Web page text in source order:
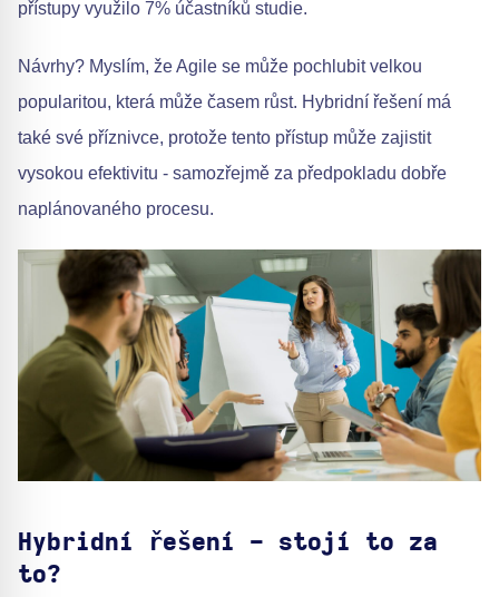
přístupy využilo 7% účastníků studie.
Návrhy? Myslím, že Agile se může pochlubit velkou
popularitou, která může časem růst. Hybridní řešení má
také své příznivce, protože tento přístup může zajistit
vysokou efektivitu - samozřejmě za předpokladu dobře
naplánovaného procesu.
Hybridní řešení - stojí to za
to?